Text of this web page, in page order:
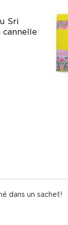
Sri
cannelle
dans un sachet!